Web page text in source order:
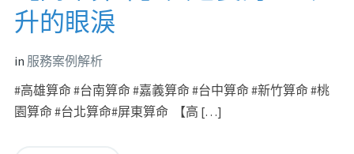
升的眼淚
in 服務案例解析
#高雄算命 #台南算命 #嘉義算命 #台中算命 #新竹算命 #桃
園算命 #台北算命#屏東算命 【高 […]